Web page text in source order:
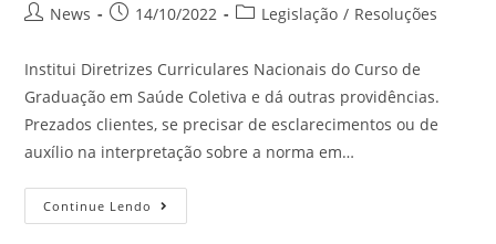
News 14/10/2022 Legislação / Resoluções
Institui Diretrizes Curriculares Nacionais do Curso de
Graduação em Saúde Coletiva e dá outras providências.
Prezados clientes, se precisar de esclarecimentos ou de
auxílio na interpretação sobre a norma em…
Continue Lendo